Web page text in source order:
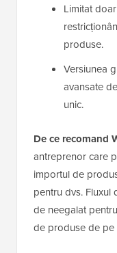
Limitat
produse.
Versiunea
avansate
unic.
De ce recomand
antreprenor care
importul de
pentru dvs. Fluxul
de neegalat
de produse de pe